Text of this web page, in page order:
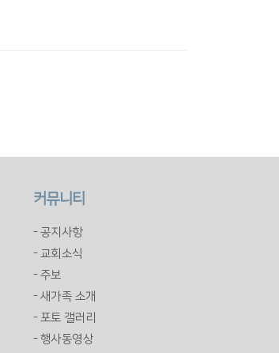
커뮤니티
- 공지사항
- 교회소식
- 주보
- 새가족 소개
- 포토 갤러리
- 행사동영상